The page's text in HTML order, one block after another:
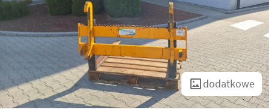
dodatkowe